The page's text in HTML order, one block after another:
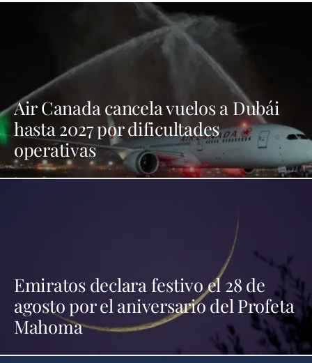
Air Canada cancela vuelos a Dubái
hasta 2027 por dificultades
operativas
Emiratos declara festivo el 28 de
agosto por el aniversario del Profeta
Mahoma